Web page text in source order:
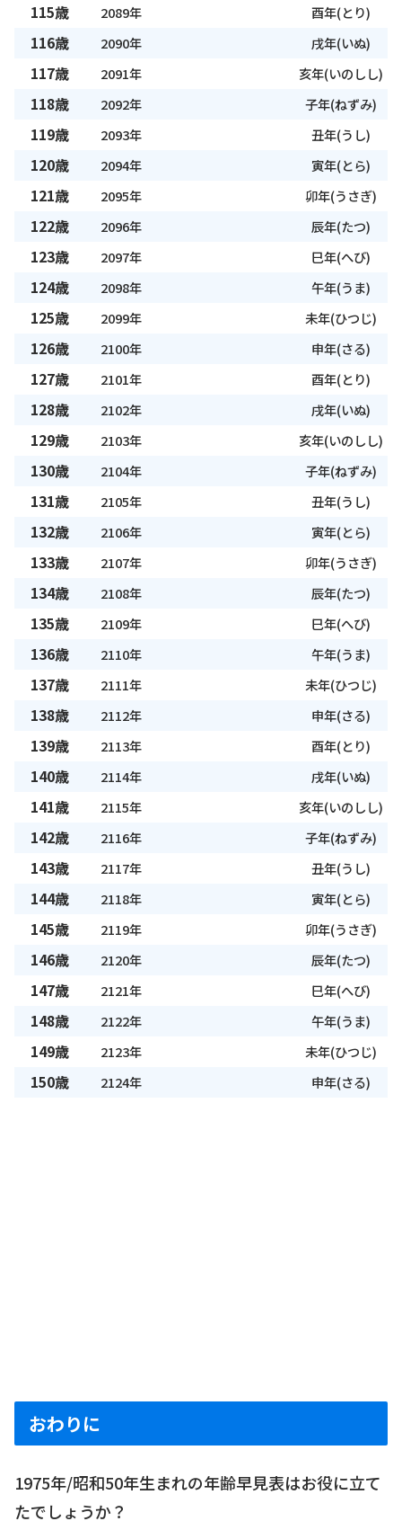
115歳 2089年 酉年(とり)
116歳 2090年 戌年(いぬ)
117歳 2091年 亥年(いのしし)
118歳 2092年 子年(ねずみ)
119歳 2093年 丑年(うし)
120歳 2094年 寅年(とら)
121歳 2095年 卯年(うさぎ)
122歳 2096年 辰年(たつ)
123歳 2097年 巳年(へび)
124歳 2098年 午年(うま)
125歳 2099年 未年(ひつじ)
126歳 2100年 申年(さる)
127歳 2101年 酉年(とり)
128歳 2102年 戌年(いぬ)
129歳 2103年 亥年(いのしし)
130歳 2104年 子年(ねずみ)
131歳 2105年 丑年(うし)
132歳 2106年 寅年(とら)
133歳 2107年 卯年(うさぎ)
134歳 2108年 辰年(たつ)
135歳 2109年 巳年(へび)
136歳 2110年 午年(うま)
137歳 2111年 未年(ひつじ)
138歳 2112年 申年(さる)
139歳 2113年 酉年(とり)
140歳 2114年 戌年(いぬ)
141歳 2115年 亥年(いのしし)
142歳 2116年 子年(ねずみ)
143歳 2117年 丑年(うし)
144歳 2118年 寅年(とら)
145歳 2119年 卯年(うさぎ)
146歳 2120年 辰年(たつ)
147歳 2121年 巳年(へび)
148歳 2122年 午年(うま)
149歳 2123年 未年(ひつじ)
150歳 2124年 申年(さる)
おわりに
1975年/昭和50年生まれの年齢早見表はお役に立て
たでしょうか？